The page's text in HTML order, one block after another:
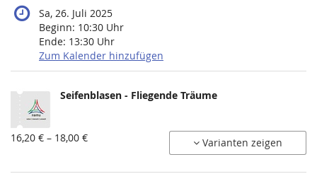
Sa, 26. Juli 2025
Beginn: 10:30 Uhr
Ende: 13:30 Uhr
Zum Kalender hinzufügen
Produkte
Unkategorisierte
Produkte
Seifenblasen - Fliegende Träume
von
16,20 € – 18,00 € Varianten zeigen